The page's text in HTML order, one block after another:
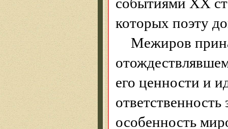
которых поэту
Межиров
его ценности и
особенность